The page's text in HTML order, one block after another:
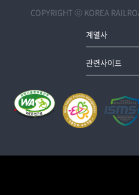
COPYRIGHT ⓒ KOREA
계열사
관련사이트